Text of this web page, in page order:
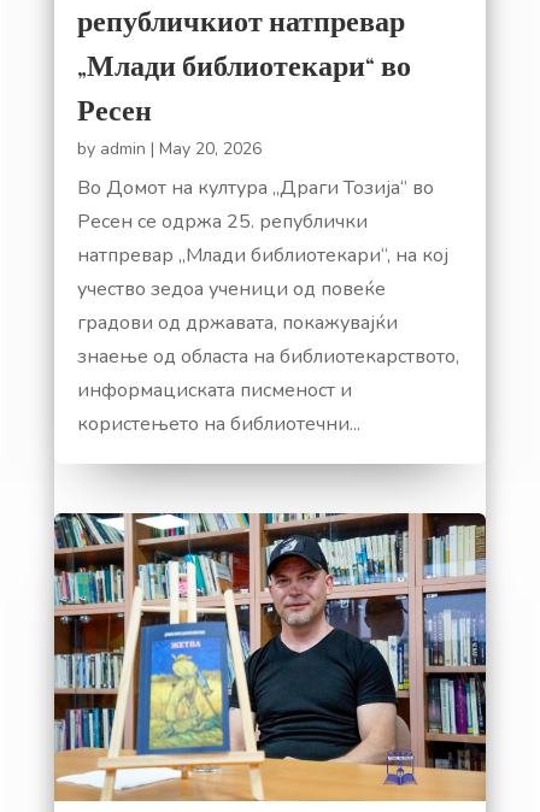
републичкиот натпревар
„Млади библиотекари“ во
Ресен
by admin | May 20, 2026
Во Домот на култура „Драги Тозија“ во
Ресен се одржа 25. републички
натпревар „Млади библиотекари“, на кој
учество зедоа ученици од повеќе
градови од државата, покажувајќи
знаење од областа на библиотекарството,
информациската писменост и
користењето на библиотечни...